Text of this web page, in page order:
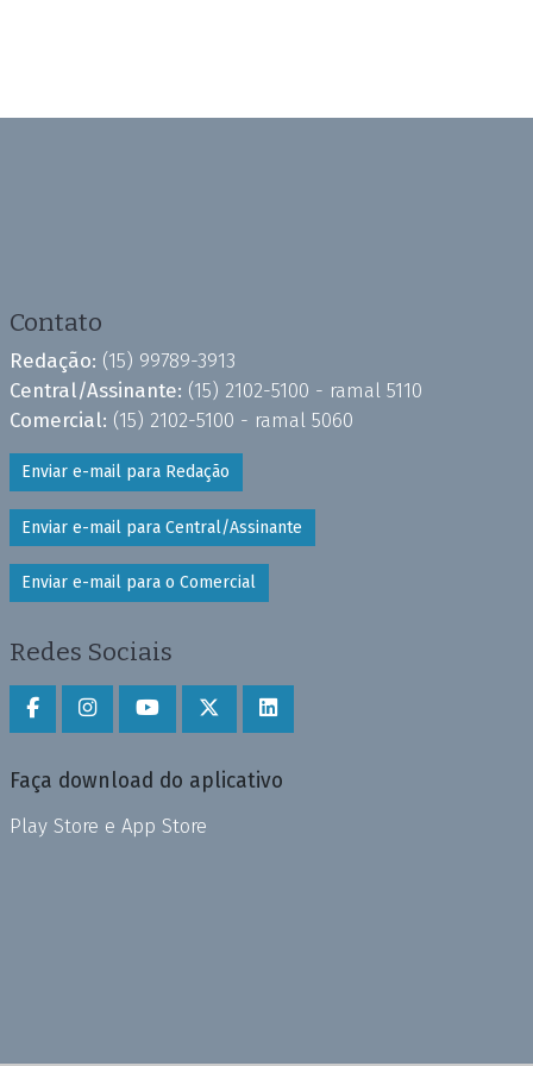
Contato
Redação: (15) 99789-3913
Central/Assinante: (15) 2102-5100 - ramal 5110
Comercial: (15) 2102-5100 - ramal 5060
Enviar e-mail para Redação
Enviar e-mail para Central/Assinante
Enviar e-mail para o Comercial
Redes Sociais
Faça download do aplicativo
Play Store e App Store